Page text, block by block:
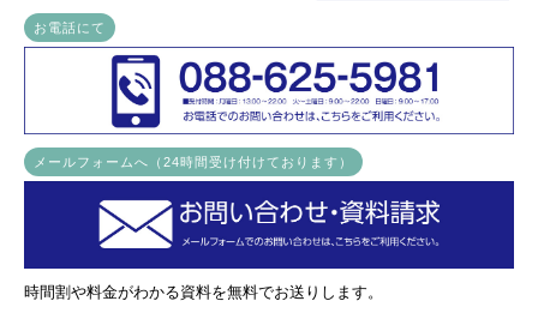
お電話にて
メールフォームへ（24時間受け付けております）
時間割や料金がわかる資料を無料でお送りします。